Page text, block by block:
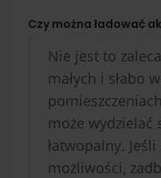
Czy można ładować
Nie jest to
małych i słabo
może wydzielać
łatwopalny.
możliwości,